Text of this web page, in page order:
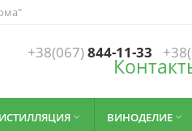
+38(067)844-11-33
 ВИНОДЕЛИЕ 